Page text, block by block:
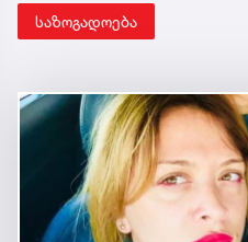
საზოგადოება